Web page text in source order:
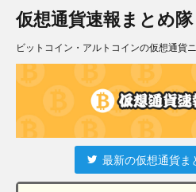
仮想通貨速報まとめ隊
ビットコイン・アルトコインの仮想通貨
最新の仮想通貨ま